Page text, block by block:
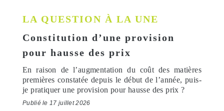
LA QUESTION À LA UNE
Constitution d’une provision
pour hausse des prix
En raison de l’augmentation du coût des matières
premières constatée depuis le début de l’année, puis-
je pratiquer une provision pour hausse des prix ?
Publié le 17 juillet 2026